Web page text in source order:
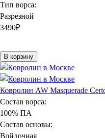
Тип ворса:
Разрезной
3490₽
В корзину
Ковролин AW Masquerade
Состав ворса:
100% ПА
Состав основы:
Войлочная